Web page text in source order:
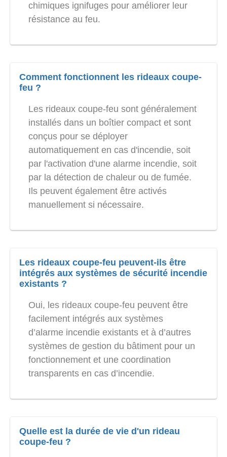
chimiques ignifuges pour améliorer leur
résistance au feu.
Comment fonctionnent les rideaux coupe-
feu ?
Les rideaux coupe-feu sont généralement
installés dans un boîtier compact et sont
conçus pour se déployer
automatiquement en cas d'incendie, soit
par l'activation d'une alarme incendie, soit
par la détection de chaleur ou de fumée.
Ils peuvent également être activés
manuellement si nécessaire.
Les rideaux coupe-feu peuvent-ils être
intégrés aux systèmes de sécurité incendie
existants ?
Oui, les rideaux coupe-feu peuvent être
facilement intégrés aux systèmes
d’alarme incendie existants et à d’autres
systèmes de gestion du bâtiment pour un
fonctionnement et une coordination
transparents en cas d’incendie.
Quelle est la durée de vie d'un rideau
coupe-feu ?